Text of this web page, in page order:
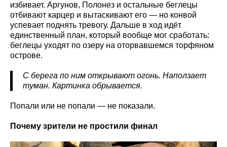
избивает. Аргунов, Полонез и остальные беглецы
отбивают карцер и вытаскивают его — но конвой
успевает поднять тревогу. Дальше в ход идёт
единственный план, который вообще мог сработать:
беглецы уходят по озеру на оторвавшемся торфяном
острове.
С берега по ним открывают огонь. Наползает
туман. Картинка обрывается.
Попали или не попали — не показали.
Почему зрители не простили финал